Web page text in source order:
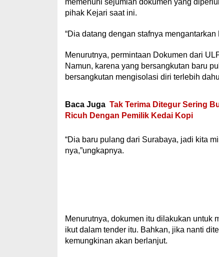
memenuhi sejumlah dokumen yang
pihak Kejari saat ini.
“Dia datang dengan stafnya
Menurutnya, permintaan Dokumen dari
Namun, karena yang bersangkutan baru
bersangkutan mengisolasi diri terlebih
Baca Juga Tak Terima Ditegur Sering
Ricuh Dengan Pemilik Kedai Kopi
“Dia baru pulang dari Surabaya, jadi kita
nya,”ungkapnya.
Menurutnya, dokumen itu dilakukan untuk
ikut dalam tender itu. Bahkan, jika nanti
kemungkinan akan berlanjut.